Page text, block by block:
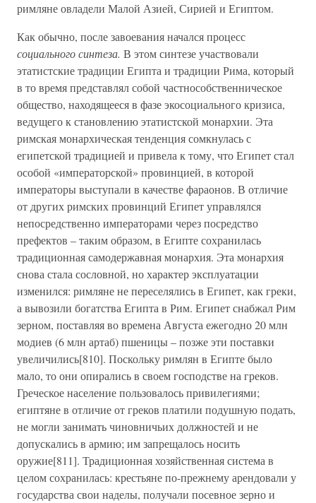
римляне овладели Малой Азией, Сирией и Египтом.
Как обычно, после завоевания начался процесс
социального синтеза. В этом синтезе участвовали
этатистские традиции Египта и традиции Рима, который
в то время представлял собой частнособственническое
общество, находящееся в фазе экосоциального кризиса,
ведущего к становлению этатистской монархии. Эта
римская монархическая тенденция сомкнулась с
египетской традицией и привела к тому, что Египет стал
особой «императорской» провинцией, в которой
императоры выступали в качестве фараонов. В отличие
от других римских провинций Египет управлялся
непосредственно императорами через посредство
префектов – таким образом, в Египте сохранилась
традиционная самодержавная монархия. Эта монархия
снова стала сословной, но характер эксплуатации
изменился: римляне не переселялись в Египет, как греки,
а вывозили богатства Египта в Рим. Египет снабжал Рим
зерном, поставляя во времена Августа ежегодно 20 млн
модиев (6 млн артаб) пшеницы – позже эти поставки
увеличились[810]. Поскольку римлян в Египте было
мало, то они опирались в своем господстве на греков.
Греческое население пользовалось привилегиями;
египтяне в отличие от греков платили подушную подать,
не могли занимать чиновничьих должностей и не
допускались в армию; им запрещалось носить
оружие[811]. Традиционная хозяйственная система в
целом сохранилась: крестьяне по-прежнему арендовали у
государства свои наделы, получали посевное зерно и